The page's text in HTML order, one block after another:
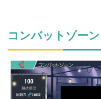
コンバットゾーン